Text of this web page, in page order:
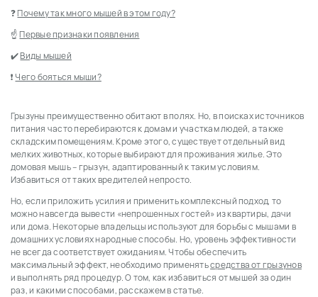
❓Почему так много мышей в этом году?
☝Первые признаки появления
✔️Виды мышей
❗Чего бояться мыши?
⭐Эффективные способы борьбы с грызунами
✅Ловушки и мышеловки
✅Отпугиватели
✅Клеевые ловушки
⚡️Как избавиться от мышей навсегда?
✅В квартире
✅В доме
✅На даче
✅В спальнике, окопе, блиндаже
✍Народные средства
Грызуны преимущественно обитают в полях. Но, в поисках источников
питания часто перебираются к домам и участкам людей, а также
складским помещениям. Кроме этого, существует отдельный вид
мелких животных, которые выбирают для проживания жилье. Это
домовая мышь – грызун, адаптированный к таким условиям.
Избавиться от таких вредителей непросто.
Но, если приложить усилия и применить комплексный подход, то
можно навсегда вывести «непрошенных гостей» из квартиры, дачи
или дома. Некоторые владельцы используют для борьбы с мышами в
домашних условиях народные способы. Но, уровень эффективности
не всегда соответствует ожиданиям. Чтобы обеспечить
максимальный эффект, необходимо применятьсредства от грызунов
и выполнять ряд процедур. О том, как избавиться от мышей за один
раз, и какими способами, расскажем в статье.